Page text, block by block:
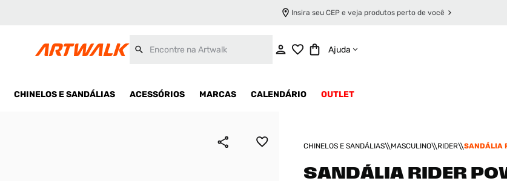
Insira seu CEP e veja produtos perto de você
Ajuda
CHINELOS E SANDÁLIAS ACESSÓRIOS MARCAS CALENDÁRIO OUTLET
CHINELOS E SANDÁLIAS MASCULINO RIDER
SANDÁLIA
SANDÁLIA RIDER